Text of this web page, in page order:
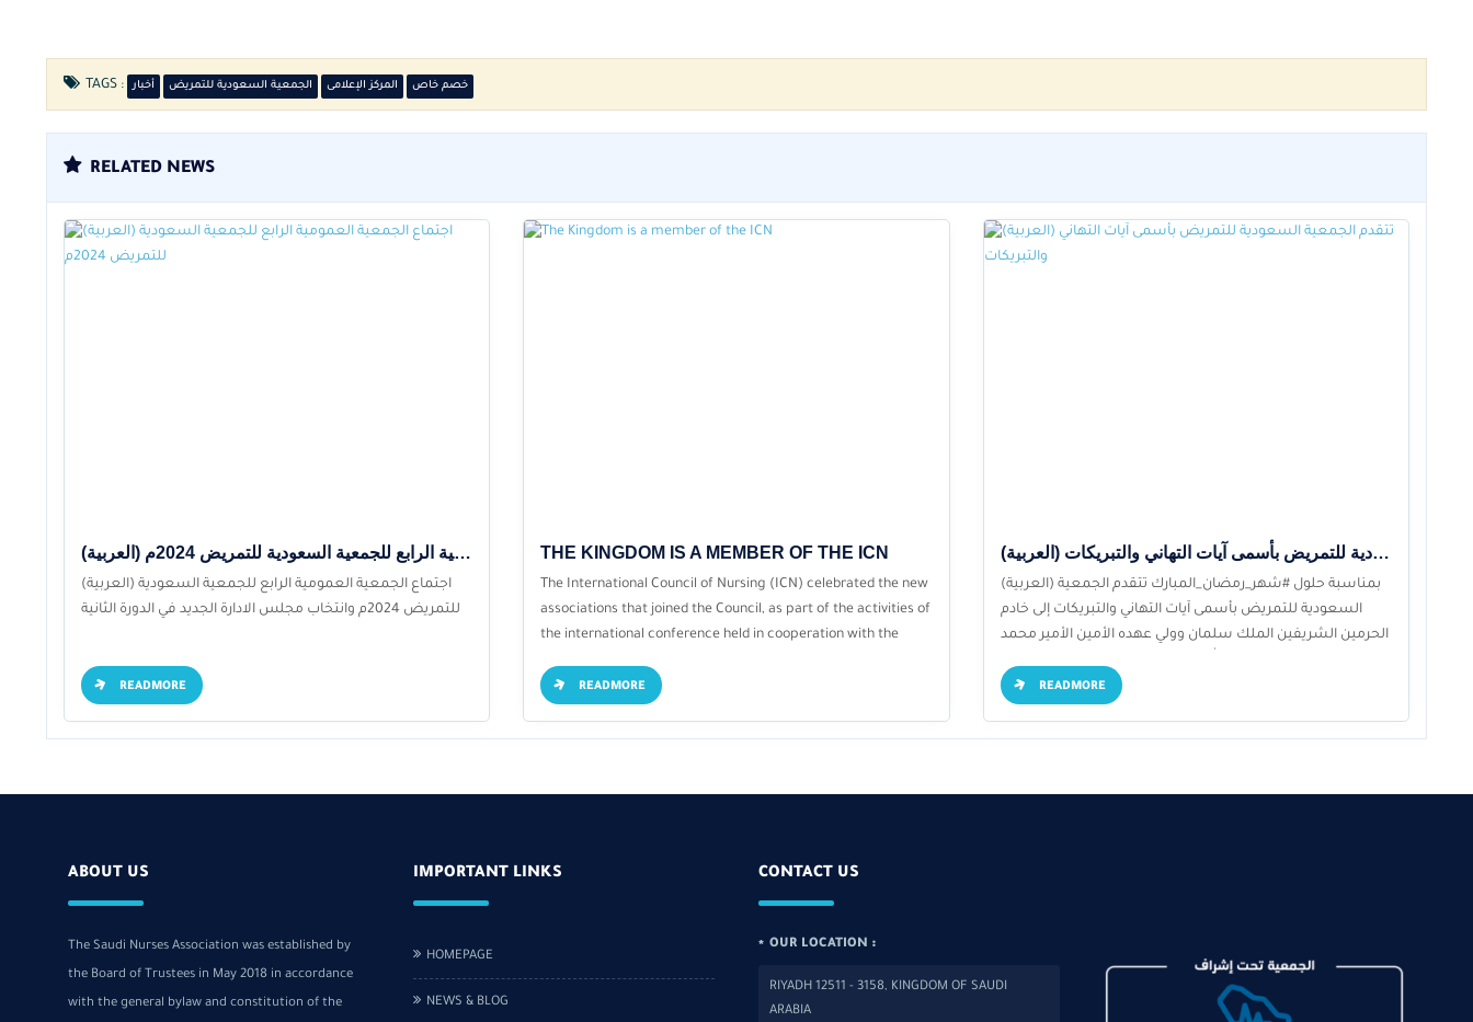
TAGS : أخبار الجمعية السعودية للتمريض المركز الإعلامى خصم خاص
RELATED NEWS
(العربية) اجتماع الجمعية العمومية الرابع للجمعية السعودية للتمريض 2024م
(العربية) اجتماع الجمعية العمومية الرابع للجمعية السعودية
للتمريض 2024م وانتخاب مجلس الادارة الجديد في الدورة الثانية
READMORE
THE KINGDOM IS A MEMBER OF THE ICN
The International Council of Nursing (ICN) celebrated the new
associations that joined the Council, as part of the activities of
the international conference held in cooperation with the
READMORE
(العربية) تتقدم الجمعية السعودية للتمريض بأسمى آيات التهاني والتبريكات
(العربية) بمناسبة حلول #شهر_رمضان_المبارك تتقدم الجمعية
السعودية للتمريض بأسمى آيات التهاني والتبريكات إلى خادم
الحرمين الشريفين الملك سلمان وولي عهده الأمين الأمير محمد
الجمعية الكرام، سائلين الله أن يعيده على وطننا بالخير والبركات
READMORE
ABOUT US
The Saudi Nurses Association was established by
the Board of Trustees in May 2018 in accordance
with the general bylaw and constitution of the
IMPORTANT LINKS
HOMEPAGE
NEWS & BLOG
CONTACT US
OUR LOCATION :
RIYADH 12511 - 3158, KINGDOM OF SAUDI
ARABIA